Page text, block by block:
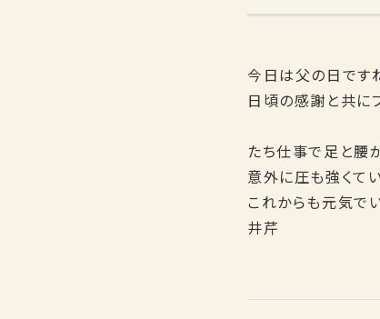
今日は父の日で
日頃の感謝と共に
たち仕事で足と腰
意外に圧も強くて
これからも元気で
井芹